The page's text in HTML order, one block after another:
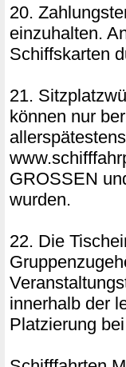
20.
einzuhalten.
Schiffskarten
21.
können nur
GROSSEN
wurden.
22. Die
innerhalb der
Platzierung